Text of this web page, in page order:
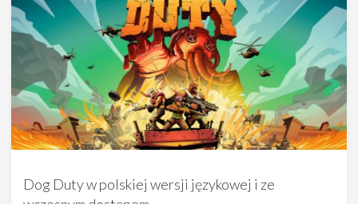
Dog Duty w polskiej wersji językowej i ze